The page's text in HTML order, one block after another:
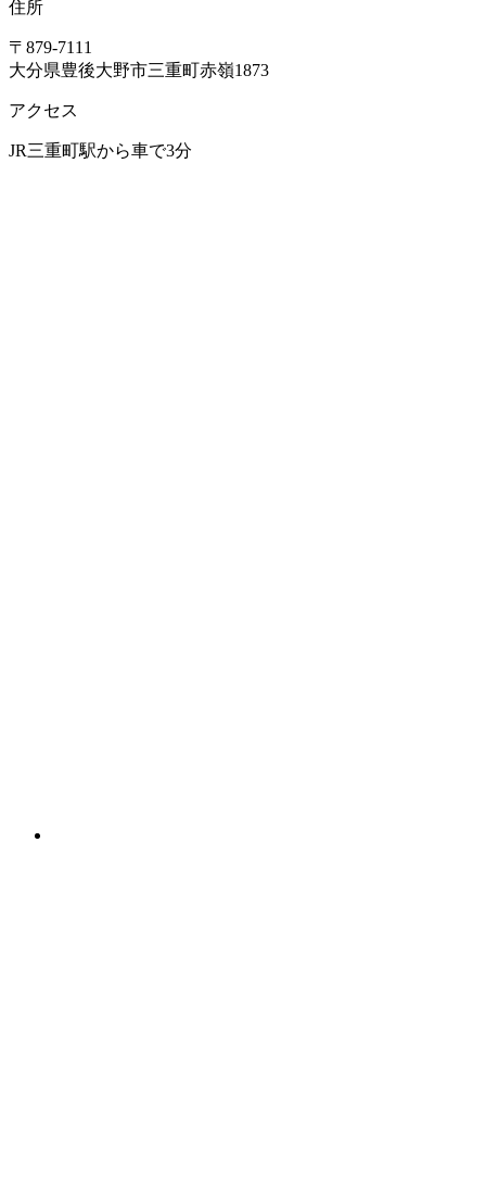
住所
〒879-7111
大分県豊後大野市三重町赤嶺1873
アクセス
JR三重町駅から車で3分